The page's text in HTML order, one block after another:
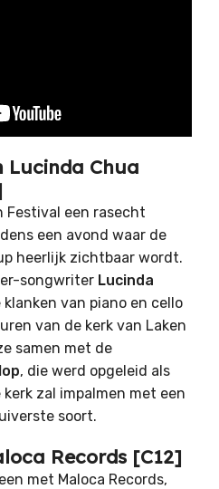
Lucinda Chua
Festival een rasecht
een avond waar de
heerlijk zichtbaar wordt.
songwriter Lucinda
van piano en cello
van de kerk van Laken
samen met de
, die werd opgeleid als
zal impalmen met een
soort.
Records [C12]
met Maloca Records,